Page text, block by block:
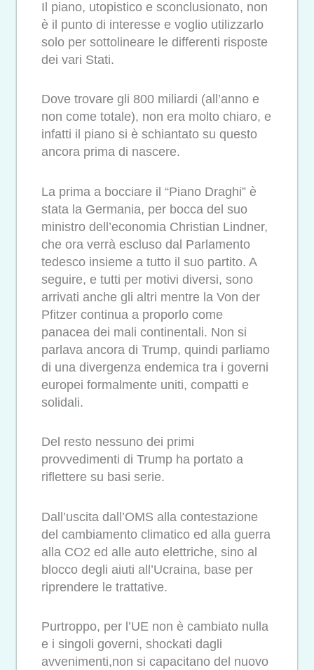
Il piano, utopistico e sconclusionato, non
è il punto di interesse e voglio utilizzarlo
solo per sottolineare le differenti risposte
dei vari Stati.
Dove trovare gli 800 miliardi (all’anno e
non come totale), non era molto chiaro, e
infatti il piano si è schiantato su questo
ancora prima di nascere.
La prima a bocciare il “Piano Draghi” è
stata la Germania, per bocca del suo
ministro dell’economia Christian Lindner,
che ora verrà escluso dal Parlamento
tedesco insieme a tutto il suo partito. A
seguire, e tutti per motivi diversi, sono
arrivati anche gli altri mentre la Von der
Pfitzer continua a proporlo come
panacea dei mali continentali. Non si
parlava ancora di Trump, quindi parliamo
di una divergenza endemica tra i governi
europei formalmente uniti, compatti e
solidali.
Del resto nessuno dei primi
provvedimenti di Trump ha portato a
riflettere su basi serie.
Dall’uscita dall’OMS alla contestazione
del cambiamento climatico ed alla guerra
alla CO2 ed alle auto elettriche, sino al
blocco degli aiuti all’Ucraina, base per
riprendere le trattative.
Purtroppo, per l’UE non è cambiato nulla
e i singoli governi, shockati dagli
avvenimenti,non si capacitano del nuovo